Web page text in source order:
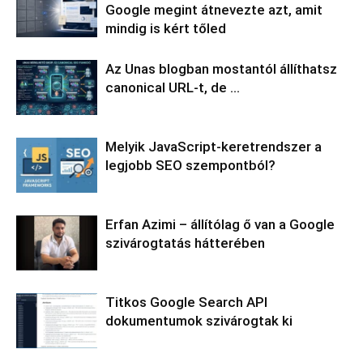
Google megint átnevezte azt, amit
mindig is kért tőled
Az Unas blogban mostantól állíthatsz
canonical URL-t, de …
Melyik JavaScript-keretrendszer a
legjobb SEO szempontból?
Erfan Azimi – állítólag ő van a Google
szivárogtatás hátterében
Titkos Google Search API
dokumentumok szivárogtak ki